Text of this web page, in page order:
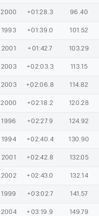
2000 +01:28.3 96.40
1993 +01:39.0 101.52
2001 +01:42.7 103.29
2003 +02:03.3 113.15
2003 +02:06.8 114.82
2000 +02:18.2 120.28
1996 +02:27.9 124.92
1994 +02:40.4 130.90
2001 +02:42.8 132.05
2002 +02:43.0 132.14
1999 +03:02.7 141.57
2004 +03:19.9 149.79